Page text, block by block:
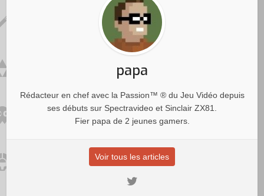
papa
Rédacteur en chef avec la Passion™ ® du Jeu Vidéo depuis
ses débuts sur Spectravideo et Sinclair ZX81.
Fier papa de 2 jeunes gamers.
Voir tous les articles